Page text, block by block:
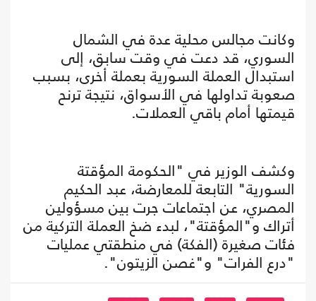
وكانت مجالس محلية عدة في الشمال
السوري، قد دعت في وقت سابق، إلى
استبدال العملة السورية بعملة أخرى، بسبب
صعوبة تداولها في الأسواق، نتيجة ترنح
قيمتها أمام باقي العملات.
وكشف الوزير في "الحكومة المؤقتة
السورية" التابعة للمعارضة، عبد الحكيم
المصري، عن اجتماعات جرت بين مسؤولين
أتراك و"المؤقتة"، لبدء ضخ العملة التركية من
فئات صغيرة (الفكة) في منطقتي عمليات
"درع الفرات" و"غصن الزيتون".